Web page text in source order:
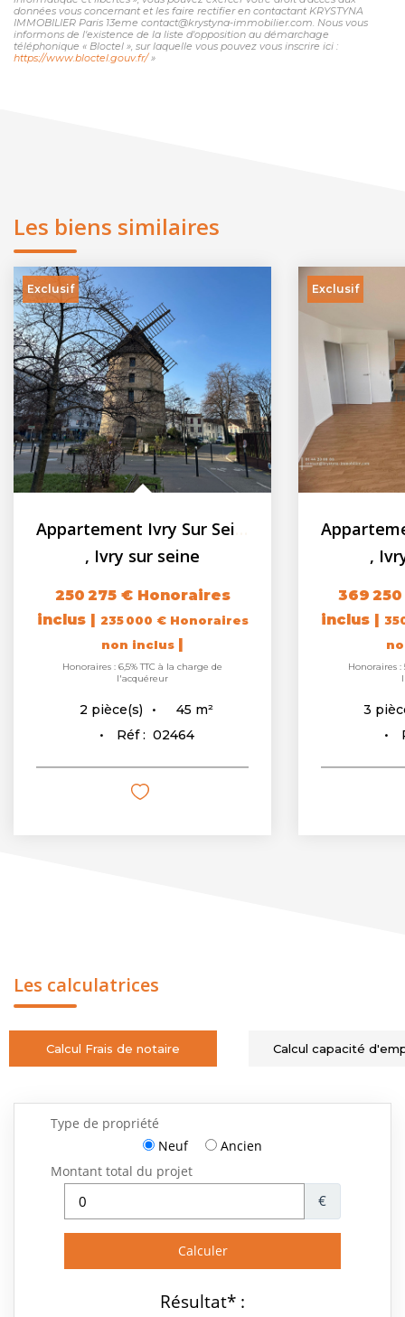
données vous concernant et les faire rectifier en contactant KRYSTYNA
IMMOBILIER Paris 13eme contact@krystyna-immobilier.com. Nous vous
informons de l'existence de la liste d'opposition au démarchage
téléphonique « Bloctel », sur laquelle vous pouvez vous inscrire ici :
https://www.bloctel.gouv.fr/»
Les biens similaires
Exclusif
,Ivry sur seine
369 250 € Honoraires
inclus |350 000 € Honoraires
non inclus
Honoraires : 5,5% TTC à la charge de
l'acquéreur
3pièce(s) 68m²
Réf : 02449
Exclusif
,
139
inclus |
Honoraires
1
Les calculatrices
Calcul Frais de notaire Calcul capacité